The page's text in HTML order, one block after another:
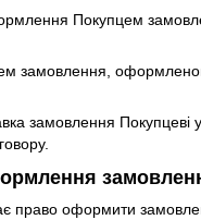
Покупцем
замовлення,
замовлення Покупцеві
право оформити